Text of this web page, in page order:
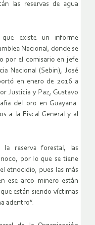
las reservas de agua
que existe un informe
Nacional, donde se
por el comisario en jefe
Nacional (Sebin), José
en enero de 2016 a
Justicia y Paz, Gustavo
del oro en Guayana.
a la Fiscal General y al
la reserva forestal, las
por lo que se tiene
etnocidio, pues las más
ese arco minero están
están siendo víctimas
adentro”.